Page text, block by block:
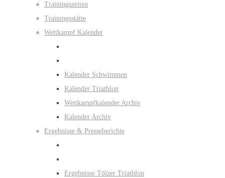
Trainingszeiten
Trainingsstätte
Wettkampf Kalender
Kalender Schwimmen
Kalender Triathlon
Wettkampfkalender Archiv
Kalender Archiv
Ergebnisse & Presseberichte
Ergebnisse Tölzer Triathlon